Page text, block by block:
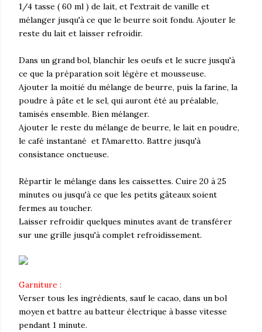
1/4 tasse ( 60 ml ) de lait, et l'extrait de vanille et
mélanger jusqu'à ce que le beurre soit fondu. Ajouter le
reste du lait et laisser refroidir.
Dans un grand bol, blanchir les oeufs et le sucre jusqu'à
ce que la préparation soit légère et mousseuse.
Ajouter la moitié du mélange de beurre, puis la farine, la
poudre à pâte et le sel, qui auront été au préalable,
tamisés ensemble. Bien mélanger.
Ajouter le reste du mélange de beurre, le lait en poudre,
le café instantané et l'Amaretto. Battre jusqu'à
consistance onctueuse.
Répartir le mélange dans les caissettes. Cuire 20 à 25
minutes ou jusqu'à ce que les petits gâteaux soient
fermes au toucher.
Laisser refroidir quelques minutes avant de transférer
sur une grille jusqu'à complet refroidissement.
Garniture :
Verser tous les ingrédients, sauf le cacao, dans un bol
moyen et battre au batteur électrique à basse vitesse
pendant 1 minute.